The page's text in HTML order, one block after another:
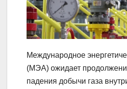
Международное
(МЭА) ожидает
падения добычи газа